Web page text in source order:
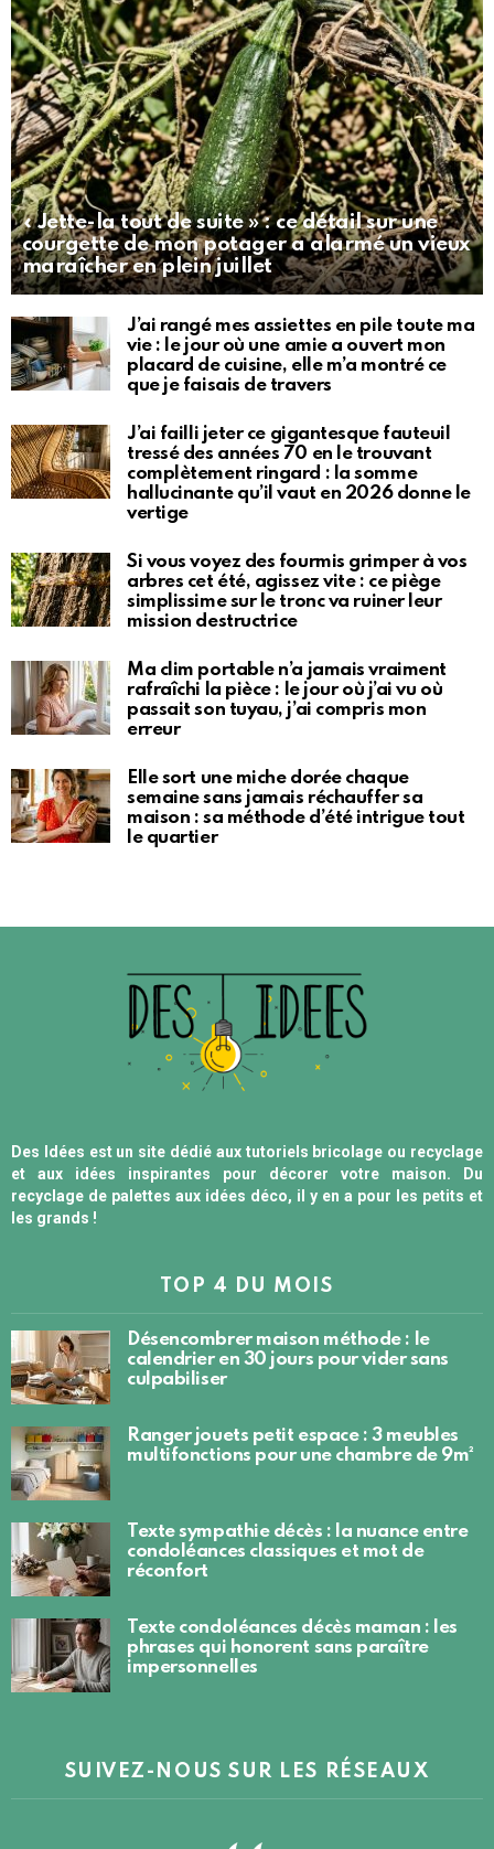
« Jette-la tout de suite » : ce détail sur une
courgette de mon potager a alarmé un vieux
maraîcher en plein juillet
J’ai rangé mes assiettes en pile toute ma
vie : le jour où une amie a ouvert mon
placard de cuisine, elle m’a montré ce
que je faisais de travers
J’ai failli jeter ce gigantesque fauteuil
tressé des années 70 en le trouvant
complètement ringard : la somme
hallucinante qu’il vaut en 2026 donne le
vertige
Si vous voyez des fourmis grimper à vos
arbres cet été, agissez vite : ce piège
simplissime sur le tronc va ruiner leur
mission destructrice
Ma clim portable n’a jamais vraiment
rafraîchi la pièce : le jour où j’ai vu où
passait son tuyau, j’ai compris mon
erreur
Elle sort une miche dorée chaque
semaine sans jamais réchauffer sa
maison : sa méthode d’été intrigue tout
le quartier
Des Idées est un site dédié aux tutoriels bricolage ou recyclage
et aux idées inspirantes pour décorer votre maison. Du
recyclage de palettes aux idées déco, il y en a pour les petits et
les grands !
TOP 4 DU MOIS
Désencombrer maison méthode : le
calendrier en 30 jours pour vider sans
culpabiliser
Ranger jouets petit espace : 3 meubles
multifonctions pour une chambre de 9m²
Texte sympathie décès : la nuance entre
condoléances classiques et mot de
réconfort
Texte condoléances décès maman : les
phrases qui honorent sans paraître
impersonnelles
SUIVEZ-NOUS SUR LES RÉSEAUX